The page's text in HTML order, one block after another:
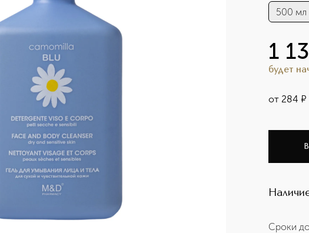
500 мл
1
будет
от 284 ¤
Сроки